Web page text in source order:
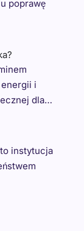
poprawę
i
dla…
instytucja